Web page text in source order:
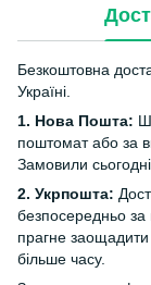
Безкоштовна
Україні.
1. Нова Пошта:
поштомат або за
Замовили
2. Укрпошта:
безпосередньо
прагне заощадити
більше часу.